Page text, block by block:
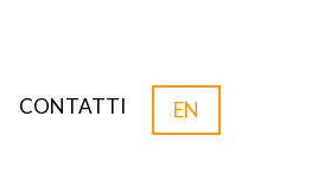
CONTATTI EN